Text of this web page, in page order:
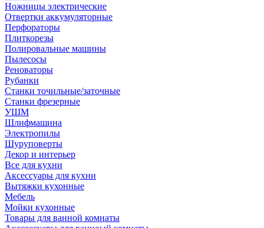
Ножницы электрические
Отвертки аккумуляторные
Перфораторы
Плиткорезы
Полировальные машины
Пылесосы
Реноваторы
Рубанки
Станки точильные/заточные
Станки фрезерные
УШМ
Шлифмашина
Электропилы
Шуруповерты
Декор и интерьер
Все для кухни
Аксессуары для кухни
Вытяжки кухонные
Мебель
Мойки кухонные
Товары для ванной комнаты